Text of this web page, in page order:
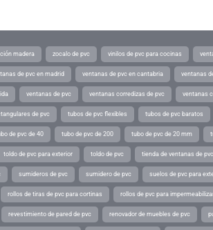
madera zocalo de pvc vinilos de pvc para cocinas
de pvc en madrid ventanas de pvc en cantabria ventanas
ventanas de pvc ventanas corredizas de pvc ventanas
de pvc tubos de pvc flexibles tubos de pvc baratos
de pvc de 40 tubo de pvc de 200 tubo de pvc de 20 mm
toldo de pvc para exterior toldo de pvc tienda de ventanas de pvc
sumideros de pvc sumidero de pvc suelos de pvc para
rollos de tiras de pvc para cortinas rollos de pvc para
revestimiento de pared de pvc renovador de muebles de pvc